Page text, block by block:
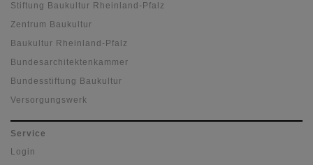
Stiftung Baukultur Rheinland-Pfalz
Zentrum Baukultur
Baukultur Rheinland-Pfalz
Bundesarchitektenkammer
Bundesstiftung Baukultur
Versorgungswerk
Service
Login